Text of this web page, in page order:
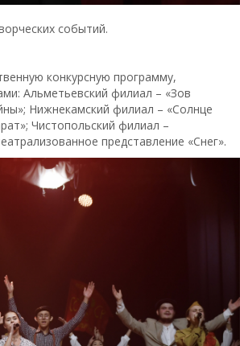
событий.
конкурсную программу,
Альметьевский филиал – «Зов
Нижнекамский филиал – «Солнце
Чистопольский филиал –
представление «Снег».